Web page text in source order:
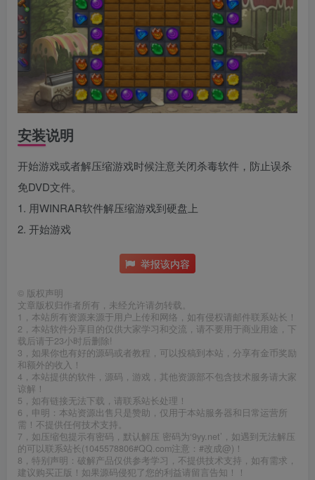
安装说明
开始游戏或者解压缩游戏时候注意关闭杀毒软件，防止误杀
免DVD文件。
1. 用WINRAR软件解压缩游戏到硬盘上
2. 开始游戏
举报该内容
© 版权声明
文章版权归作者所有，未经允许请勿转载。
1，本站所有资源来源于用户上传和网络，如有侵权请邮件联系站长！
2，本站软件分享目的仅供大家学习和交流，请不要用于商业用途，下
载后请于23小时后删除!
3，如果你也有好的源码或者教程，可以投稿到本站，分享有金币奖励
和额外的收入！
4，本站提供的软件，源码，游戏，其他资源部不包含技术服务请大家
谅解！
5，如有链接无法下载，请联系站长处理！
6，申明：本站资源出售只是赞助，仅用于本站服务器和日常运营所
需！不提供任何技术支持。
7，如压缩包提示有密码，默认解压 密码为‘9yy.net’，如遇到无法解压
的可以联系站长(1045578806#QQ.com注意：#改成@)！
8，特别声明：破解产品仅供参考学习，不提供技术支持，如有需求，
建议购买正版！如果源码侵犯了您的利益请留言告知！！